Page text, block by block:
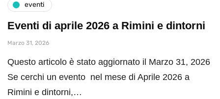
eventi
Eventi di aprile 2026 a Rimini e dintorni
Marzo 31, 2026
Questo articolo è stato aggiornato il Marzo 31, 2026
Se cerchi un evento nel mese di Aprile 2026 a
Rimini e dintorni,…